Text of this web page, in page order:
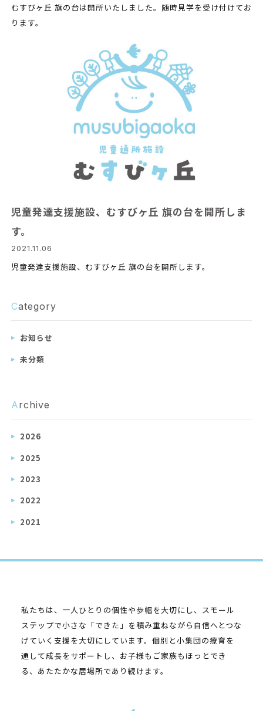
むすびヶ丘 旗の台は開所いたしました。随時見学を受け付けてお
ります。
児童発達支援施設、むすびヶ丘 旗の台を開所しま
す。
2021.11.06
児童発達支援施設、むすびヶ丘 旗の台を開所します。
Category
お知らせ
未分類
Archive
2026
2025
2023
2022
2021
私たちは、一人ひとりの個性や歩幅を大切にし、スモール
ステップで小さな「できた」を積み重ねながら自信へとつな
げていく支援を大切にしています。個別と小集団の療育を
通して成長をサポートし、お子様もご家族もほっとでき
る、あたたかな居場所であり続けます。